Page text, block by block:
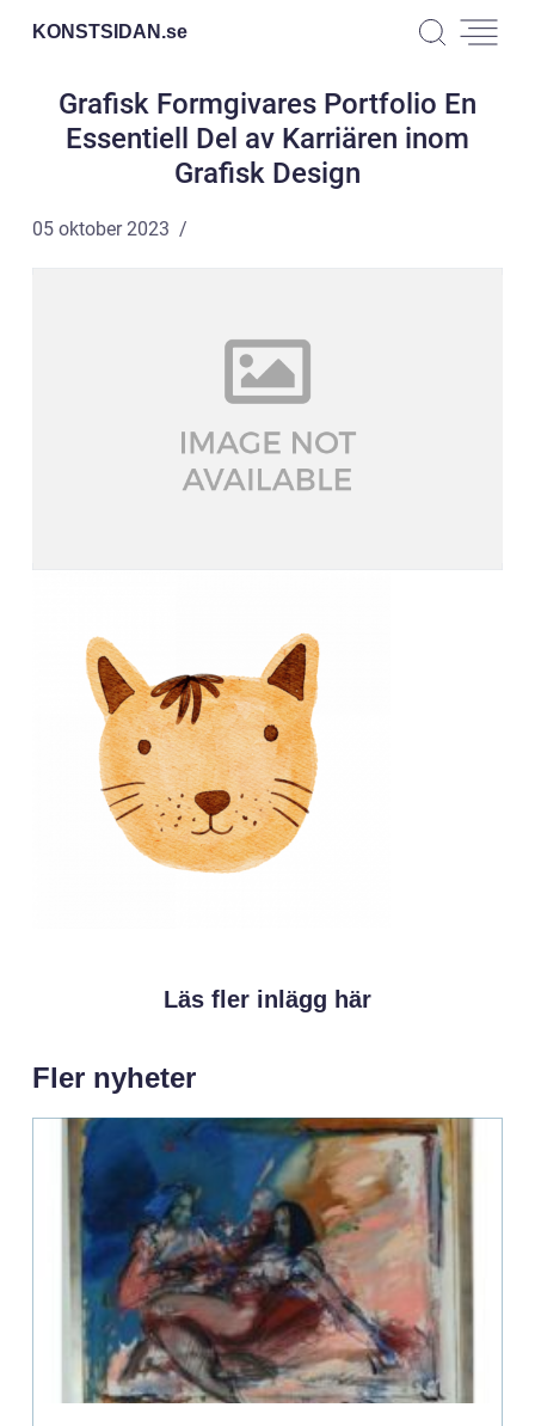
KONSTSIDAN.se
Grafisk Formgivares Portfolio En
Essentiell Del av Karriären inom
Grafisk Design
05 oktober 2023
Läs fler inlägg här
Fler nyheter